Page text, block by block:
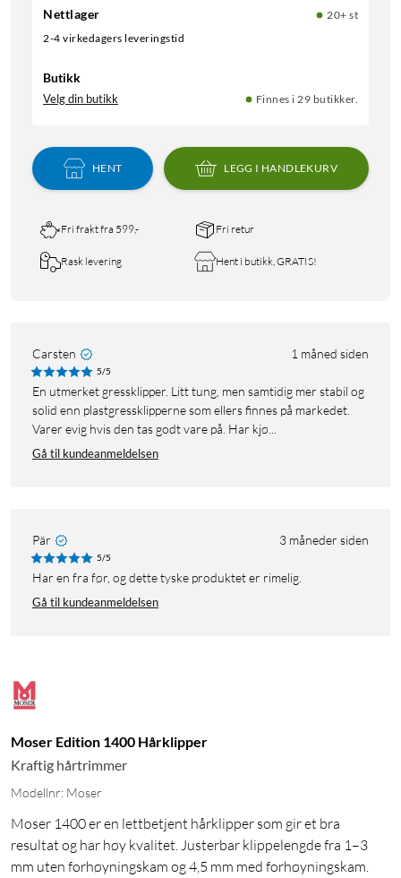
Nettlager
20+ st
2-4 virkedagers leveringstid
Butikk
Velg din butikk Finnes i 29 butikker.
HENT LEGG I HANDLEKURV
Fri frakt fra 599,- Fri retur
Rask levering Hent i butikk, GRATIS!
Carsten 1 måned siden
5/5
En utmerket gressklipper. Litt tung, men samtidig mer stabil og
solid enn plastgressklipperne som ellers finnes på markedet.
Varer evig hvis den tas godt vare på. Har kjø...
Gå til kundeanmeldelsen
Pär 3 måneder siden
5/5
Har en fra før, og dette tyske produktet er rimelig.
Gå til kundeanmeldelsen
Moser Edition 1400 Hårklipper
Kraftig hårtrimmer
Modellnr: Moser
Moser 1400 er en lettbetjent hårklipper som gir et bra
resultat og har høy kvalitet. Justerbar klippelengde fra 1–3
mm uten forhøyningskam og 4,5 mm med forhøyningskam.